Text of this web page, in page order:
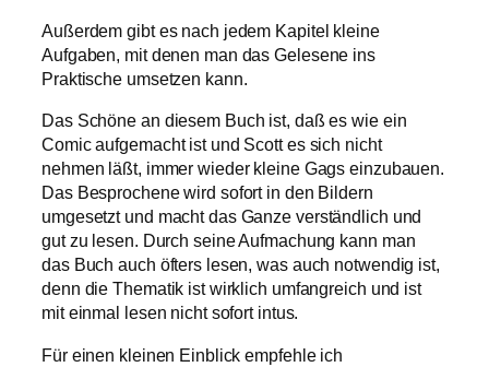
Außerdem gibt es nach jedem Kapitel kleine
Aufgaben, mit denen man das Gelesene ins
Praktische umsetzen kann.
Das Schöne an diesem Buch ist, daß es wie ein
Comic aufgemacht ist und Scott es sich nicht
nehmen läßt, immer wieder kleine Gags einzubauen.
Das Besprochene wird sofort in den Bildern
umgesetzt und macht das Ganze verständlich und
gut zu lesen. Durch seine Aufmachung kann man
das Buch auch öfters lesen, was auch notwendig ist,
denn die Thematik ist wirklich umfangreich und ist
mit einmal lesen nicht sofort intus.
Für einen kleinen Einblick empfehle ich